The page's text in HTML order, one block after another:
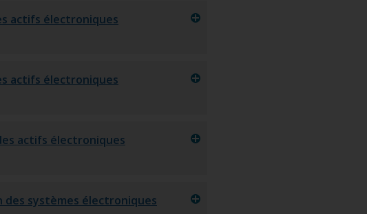
actifs électroniques
actifs électroniques
actifs électroniques
systèmes électroniques